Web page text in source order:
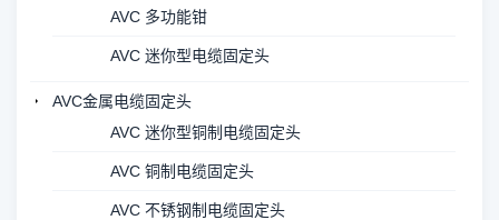
AVC 多功能钳
AVC 迷你型电缆固定头
AVC金属电缆固定头
AVC 迷你型铜制电缆固定头
AVC 铜制电缆固定头
AVC 不锈钢制电缆固定头